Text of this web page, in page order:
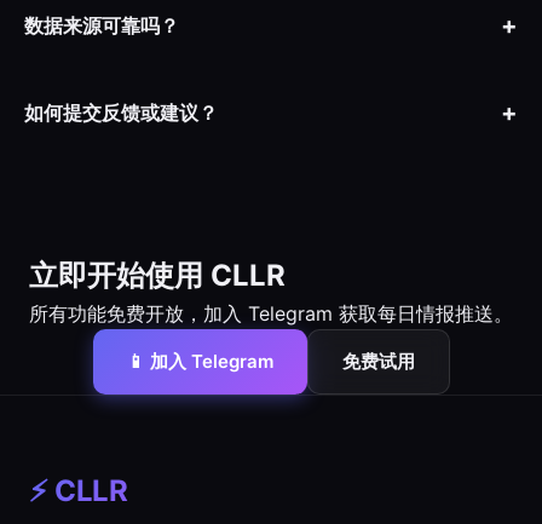
数据来源可靠吗？
如何提交反馈或建议？
立即开始使用 CLLR
所有功能免费开放，加入 Telegram 获取每日情报推送。
📱 加入 Telegram 免费试用
⚡ CLLR